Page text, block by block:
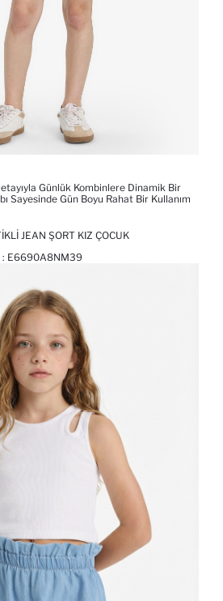
Günlük Kombinlere Dinamik Bir
Sayesinde Gün Boyu Rahat Bir Kullanım
JEAN ŞORT KIZ ÇOCUK
E6690A8NM39